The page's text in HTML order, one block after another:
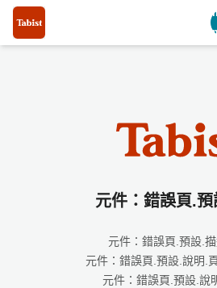
元件：錯誤頁.
元件：錯誤頁.預設.
元件：錯誤頁.預設.說明.
元件：錯誤頁.預設.說